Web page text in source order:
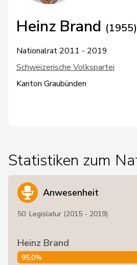
Heinz Brand (1955)
Nationalrat 2011 - 2019
Schweizerische Volkspartei
Kanton Graubünden
Statistiken zum
Anwesenheit
50. Legislatur (2015 - 2019)
Heinz Brand
95,0%